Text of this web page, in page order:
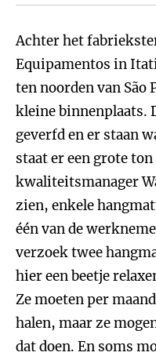
Achter het
Equipamentos in
ten noorden van São
kleine binnenplaats.
geverfd en er staan
staat er een grote
kwaliteitsmanager
zien, enkele
één van de
verzoek twee
hier een beetje
Ze moeten per
halen, maar ze
dat doen. En soms